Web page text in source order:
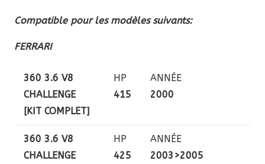
Compatible pour les modèles suivants:
FERRARI
360 3.6 V8
CHALLENGE
[KIT COMPLET]
HP
415
ANNÉE
2000
360 3.6 V8
CHALLENGE
HP
425
ANNÉE
2003>2005